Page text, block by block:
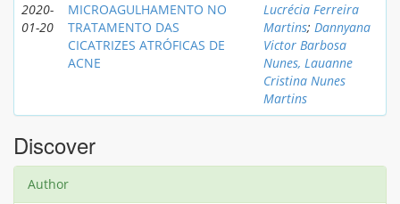
2020-
01-20
MICROAGULHAMENTO NO
TRATAMENTO DAS
CICATRIZES ATRÓFICAS DE
ACNE
Lucrécia Ferreira
Martins; Dannyana
Victor Barbosa
Nunes, Lauanne
Cristina Nunes
Martins
Discover
Author